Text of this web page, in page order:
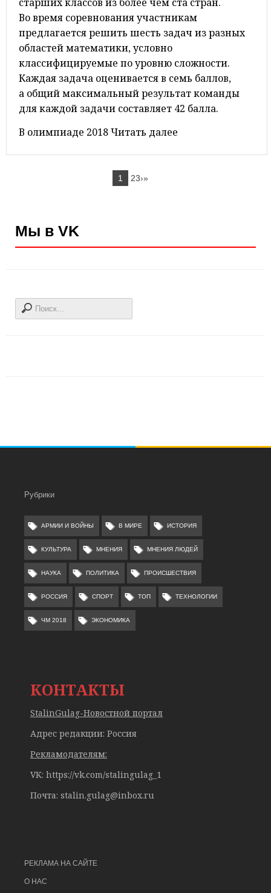
Во время соревнования участникам
предлагается решить шесть задач из разных
областей математики, условно
классифицируемые по уровню сложности.
Каждая задача оценивается в семь баллов,
а общий максимальный результат команды
для каждой задачи составляет 42 балла.
В олимпиаде 2018 Читать далее
1 23›»
Мы в VK
Рубрики
АРМИИ И ВОЙНЫ В МИРЕ ИСТОРИЯ
КУЛЬТУРА МНЕНИЯ МНЕНИЯ ЛЮДЕЙ
НАУКА ПОЛИТИКА ПРОИСШЕСТВИЯ
РОССИЯ СПОРТ ТОП ТЕХНОЛОГИИ
ЧМ 2018 ЭКОНОМИКА
КОНТАКТЫ
StalinGulag-Новостной портал
Адрес редакции: Россия
Рекламодателям:
VK: https://vk.com/stalingulag_1
Почта: stalin.gulag@inbox.ru
РЕКЛАМА НА САЙТЕ
О НАС